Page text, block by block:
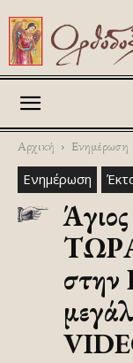
Αρχική Ενημέρωση
Ενημέρωση
στην